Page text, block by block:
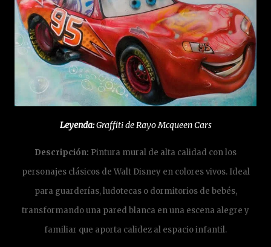
Leyenda:Graffiti de Rayo Mcqueen Cars
Descripción: Pintura mural de alta calidad con los
personajes clásicos de Walt Disney en colores vivos. Ideal
para guarderías, ludotecas o dormitorios de bebés,
transformando una pared blanca en una escena alegre y
familiar que aporta calidez al espacio infantil.